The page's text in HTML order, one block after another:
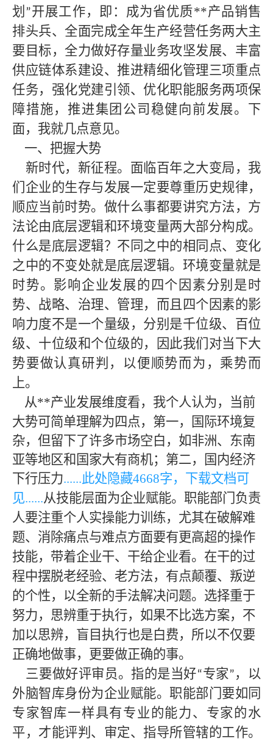
划 ”开展工作，即：成为省优质**产品销售
排头兵、全面完成全年生产经营任务两大主
要目标，全力做好存量业务攻坚发展、丰富
供应链体系建设、推进精细化管理三项重点
任务，强化党建引领、优化职能服务两项保
障措施，推进集团公司稳健向前发展。 下
面，我就几点意见。
一、把握大势
新时代，新征程。面临百年之大变局，我
们企业的生存与发展一定要尊重历史规律，
顺应当前时势。做什么事都要讲究方法，方
法论由底层逻辑和环境变量两大部分构成。
什么是底层逻辑？不同之中的相同点、变化
之中的不变处就是底层逻辑。环境变量就是
时势。影响企业发展的四个因素分别是时
势、战略、治理、管理，而且四个因素的影
响力度不是一个量级，分别是千位级、百位
级、十位级和个位级的，因此我们对当下大
势要做认真研判，以便顺势而为，乘势而
上。
从**产业发展维度看，我个人认为，当前
大势可简单理解为四点，第一，国际环境复
杂，但留下了许多市场空白，如非洲、东南
亚等地区和国家大有商机；第二，国内经济
下行压力......此处隐藏4668字，下载文档可
见......从技能层面为企业赋能。职能部门负责
人要注重个人实操能力训练，尤其在破解难
题、消除痛点与难点方面要有更高超的操作
技能，带着企业干、干给企业看。在干的过
程中摆脱老经验、老方法，有点颠覆、叛逆
的个性，以全新的手法解决问题。选择重于
努力，思辨重于执行，如果不比选方案，不
加以思辨，盲目执行也是白费，所以不仅要
正确地做事，更要做正确的事。
三要做好评审员。指的是当好“专家”，以
外脑智库身份为企业赋能。职能部门要如同
专家智库一样具有专业的能力、专家的水
平，才能评判、审定、指导所管辖的工作。